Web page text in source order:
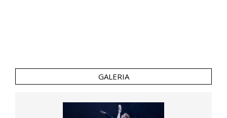
GALERIA